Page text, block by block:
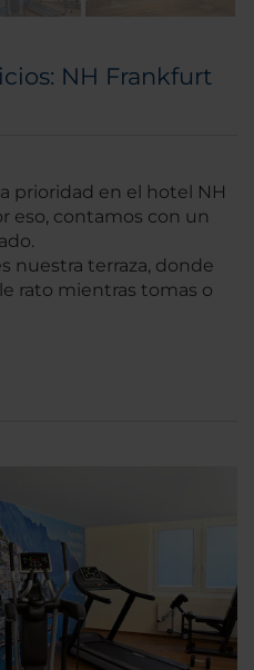
NH Frankfurt
prioridad en el hotel NH
eso, contamos con un
nuestra terraza, donde
rato mientras tomas o